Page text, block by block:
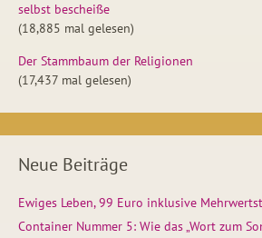
selbst bescheiße
(18,885 mal gelesen)
Der Stammbaum der Religionen
(17,437 mal gelesen)
Neue Beiträge
Ewiges Leben, 99 Euro inklusive
Container Nummer 5: Wie das „Wort zum